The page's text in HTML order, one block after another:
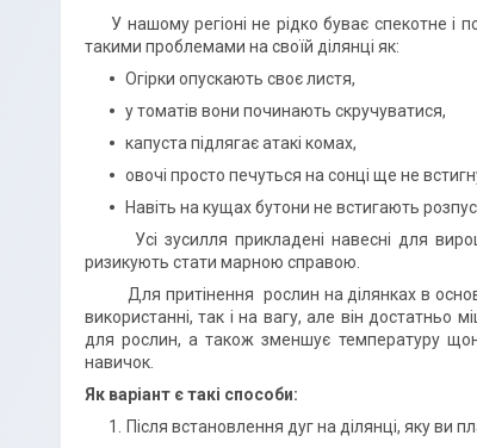
У нашому регіоні не рідко буває спекотне і
такими проблемами на своїй ділянці як:
Огірки опускають своє листя,
у томатів вони починають скручуватися,
капуста підлягає атакі комах,
овочі просто печуться на сонці ще не
Навіть на кущах бутони не встигають
Усі зусилля прикладені навесні для
ризикують стати марною справою.
Для притінення рослин на ділянках в
використанні, так і на вагу, але він достатньо
для рослин, а також зменшує температуру
навичок.
Як варіант є такі способи:
Після встановлення дуг на ділянці, яку ви